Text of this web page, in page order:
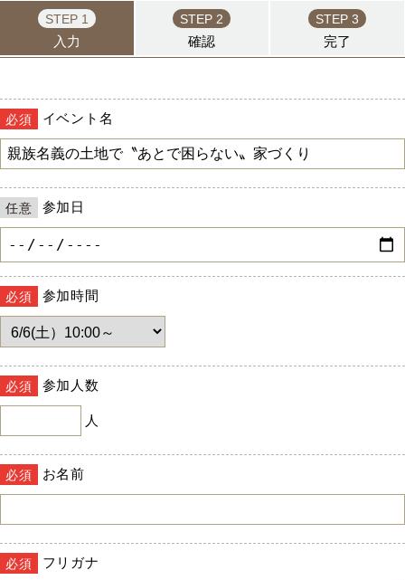
STEP 1
入力
STEP 2
確認
STEP 3
完了
必須 イベント名
任意 参加日
必須 参加時間
必須 参加人数
人
必須 お名前
必須 フリガナ